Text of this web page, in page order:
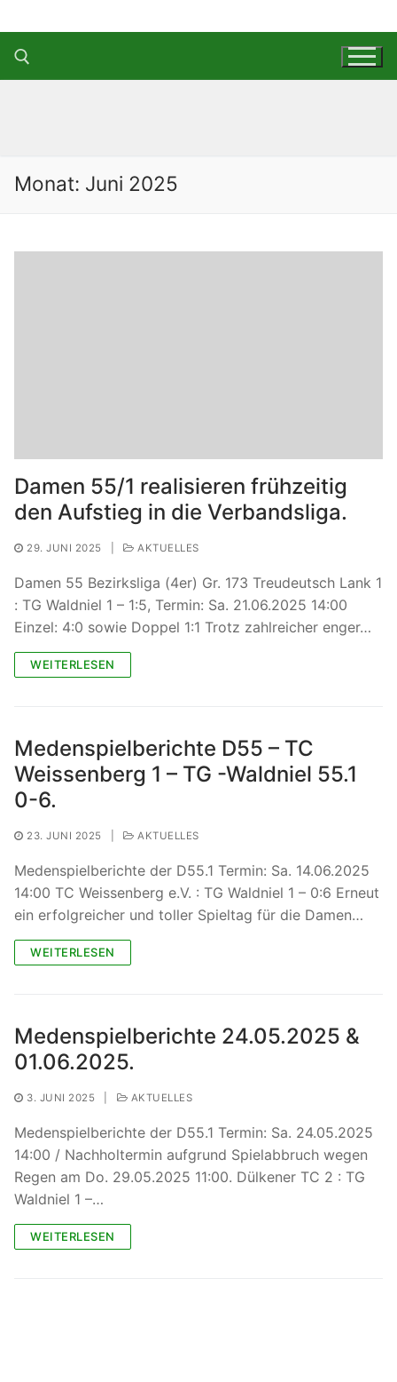
Inhalt
springen
Monat: Juni 2025
Damen 55/1 realisieren frühzeitig
den Aufstieg in die Verbandsliga.
29. JUNI 2025 AKTUELLES
Damen 55 Bezirksliga (4er) Gr. 173 Treudeutsch Lank 1
: TG Waldniel 1 – 1:5, Termin: Sa. 21.06.2025 14:00
Einzel: 4:0 sowie Doppel 1:1 Trotz zahlreicher enger…
WEITERLESEN
Medenspielberichte D55 – TC
Weissenberg 1 – TG -Waldniel 55.1
0-6.
23. JUNI 2025 AKTUELLES
Medenspielberichte der D55.1 Termin: Sa. 14.06.2025
14:00 TC Weissenberg e.V. : TG Waldniel 1 – 0:6 Erneut
ein erfolgreicher und toller Spieltag für die Damen…
WEITERLESEN
Medenspielberichte 24.05.2025 &
01.06.2025.
3. JUNI 2025 AKTUELLES
Medenspielberichte der D55.1 Termin: Sa. 24.05.2025
14:00 / Nachholtermin aufgrund Spielabbruch wegen
Regen am Do. 29.05.2025 11:00. Dülkener TC 2 : TG
Waldniel 1 –…
WEITERLESEN